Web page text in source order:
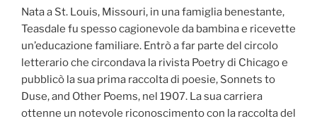
Nata a St. Louis, Missouri, in una famiglia benestante,
Teasdale fu spesso cagionevole da bambina e ricevette
un’educazione familiare. Entrò a far parte del circolo
letterario che circondava la rivista Poetry di Chicago e
pubblicò la sua prima raccolta di poesie, Sonnets to
Duse, and Other Poems, nel 1907. La sua carriera
ottenne un notevole riconoscimento con la raccolta del